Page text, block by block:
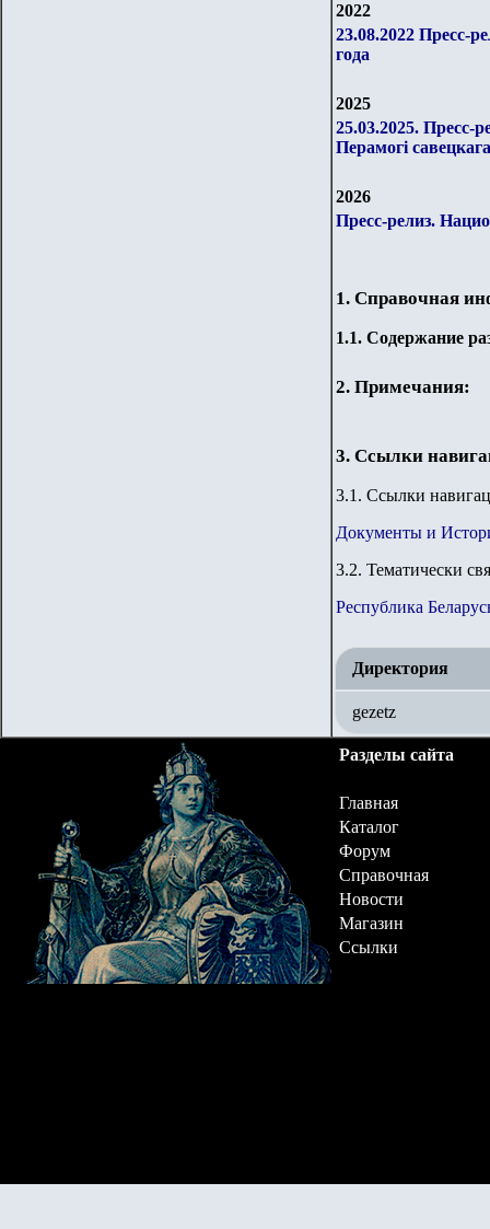
2022
23.08.2022 Пресс-
года
2025
25.03.2025. Пресс-
Перамогі
2026
Пресс-релиз.
1. Справочная
1.1. Содержание
2. Примечания:
3. Ссылки
3.1. Ссылки
Документы и
3.2. Тематически
Республика
Директория
gezetz
Разделы сайта
Главная
Каталог
Форум
Справочная
Новости
Магазин
Ссылки